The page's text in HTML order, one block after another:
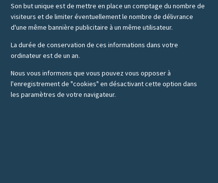
Son but unique est de mettre en place un comptage du nombre de
visiteurs et de limiter éventuellement le nombre de délivrance
d'une même bannière publicitaire à un même utilisateur.
La durée de conservation de ces informations dans votre
ordinateur est de un an.
Nous vous informons que vous pouvez vous opposer à
l'enregistrement de "cookies" en désactivant cette option dans
les paramètres de votre navigateur.